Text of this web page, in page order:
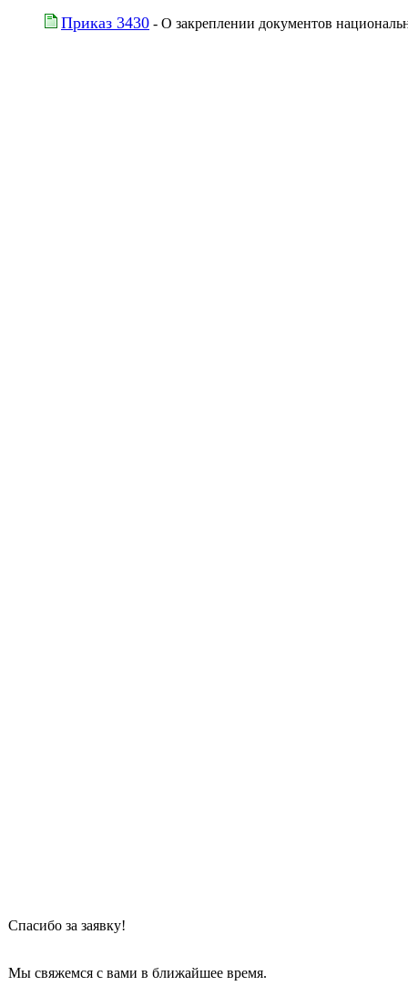
Приказ 3430 - О закреплении документов
Спасибо за заявку!
Мы свяжемся с вами в ближайшее время.